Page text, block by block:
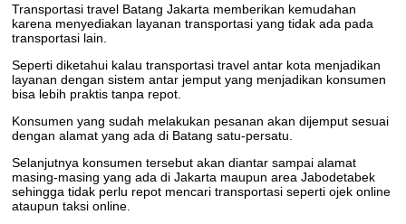
Transportasi travel Batang Jakarta memberikan kemudahan
karena menyediakan layanan transportasi yang tidak ada pada
transportasi lain.
Seperti diketahui kalau transportasi travel antar kota menjadikan
layanan dengan sistem antar jemput yang menjadikan konsumen
bisa lebih praktis tanpa repot.
Konsumen yang sudah melakukan pesanan akan dijemput sesuai
dengan alamat yang ada di Batang satu-persatu.
Selanjutnya konsumen tersebut akan diantar sampai alamat
masing-masing yang ada di Jakarta maupun area Jabodetabek
sehingga tidak perlu repot mencari transportasi seperti ojek online
ataupun taksi online.